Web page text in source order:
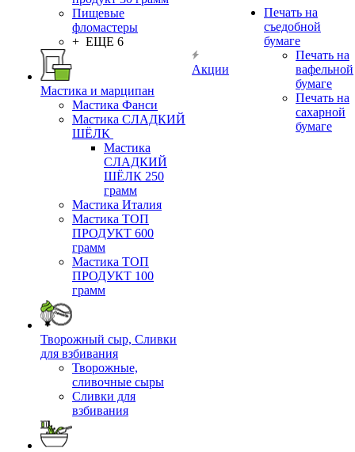
Пищевые
фломастеры
+ ЕЩЕ 6
Мастика и марципан
Мастика Фанси
Мастика СЛАДКИЙ
ШЁЛК
Мастика
СЛАДКИЙ
ШЁЛК 250
грамм
Мастика Италия
Мастика ТОП
ПРОДУКТ 600
грамм
Мастика ТОП
ПРОДУКТ 100
грамм
Творожный сыр, Сливки
для взбивания
Творожные,
сливочные сыры
Сливки для
взбивания
Акции
Печать на
съедобной
бумаге
Печать на
вафельной
бумаге
Печать на
сахарной
бумаге